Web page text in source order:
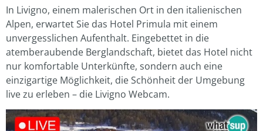
In Livigno, einem malerischen Ort in den italienischen
Alpen, erwartet Sie das Hotel Primula mit einem
unvergesslichen Aufenthalt. Eingebettet in die
atemberaubende Berglandschaft, bietet das Hotel nicht
nur komfortable Unterkünfte, sondern auch eine
einzigartige Möglichkeit, die Schönheit der Umgebung
live zu erleben – die Livigno Webcam.